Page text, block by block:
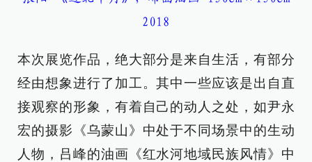
2018
本次展览作品，绝大部分是来自生活，有部分
经由想象进行了加工。其中一些应该是出自直
接观察的形象，有着自己的动人之处，如尹永
宏的摄影《乌蒙山》中处于不同场景中的生动
人物，吕峰的油画《红水河地域民族风情》中